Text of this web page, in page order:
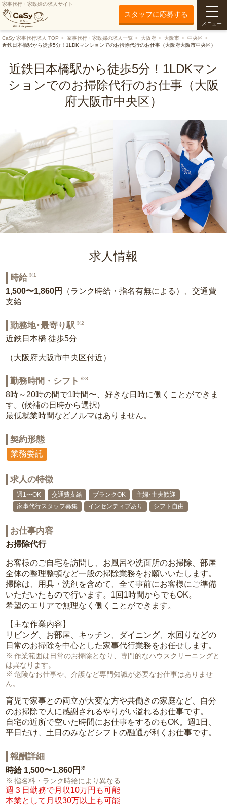
家事代行・家政婦の求人サイト
スタッフに応募する
メニュー
CaSy 家事代行求人 TOP 家事代行・家政婦の求人一覧 大阪府 大阪市
中央区
近鉄日本橋駅から徒歩5分！1LDKマンションでのお掃除代行のお仕事（大阪府大阪市中央区）
近鉄日本橋駅から徒歩5分！1LDKマン
ションでのお掃除代行のお仕事（大阪
府大阪市中央区）
求人情報
時給 ※1
1,500〜1,860円
（ランク時給・指名有無による）、交通費
支給
勤務地･最寄り駅 ※2
近鉄日本橋 徒歩5分
（大阪府大阪市中央区付近）
勤務時間・シフト ※3
8時～20時の間で1時間〜、好きな日時に働くことができま
す。(候補の日時から選択)
最低就業時間などノルマはありません。
契約形態
業務委託
求人の特徴
週1〜OK 交通費支給 ブランクOK
主婦･主夫歓迎
家事代行スタッフ募集
インセンティブあり シフト自由
お仕事内容
お掃除代行
お客様のご自宅を訪問し、お風呂や洗面所のお掃除、部屋
全体の整理整頓など一般の掃除業務をお願いいたします。
掃除は、用具・洗剤を含めて、全て事前にお客様にご準備
いただいたもので行います。1回1時間からでもOK。
希望のエリアで無理なく働くことができます。
【主な作業内容】
リビング、お部屋、キッチン、ダイニング、水回りなどの
日常のお掃除を中心とした家事代行業務をお任せします。
作業範囲は日常のお掃除となり、専門的なハウスクリーニングと
は異なります。
危険なお仕事や、介護など専門知識が必要なお仕事はありませ
ん。
育児で家事との両立が大変な方や共働きの家庭など、自分
のお掃除で人に感謝されるやりがい溢れるお仕事です。
自宅の近所で空いた時間にお仕事をするのもOK。週1日、
平日だけ、土日のみなどシフトの融通が利くお仕事です。
報酬詳細
時給 1,500〜1,860円 ※
指名料・ランク時給により異なる
週３日勤務で月収10万円も可能
本業として月収30万以上も可能